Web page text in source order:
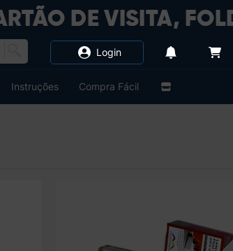
Instruções Compra Fácil
Login